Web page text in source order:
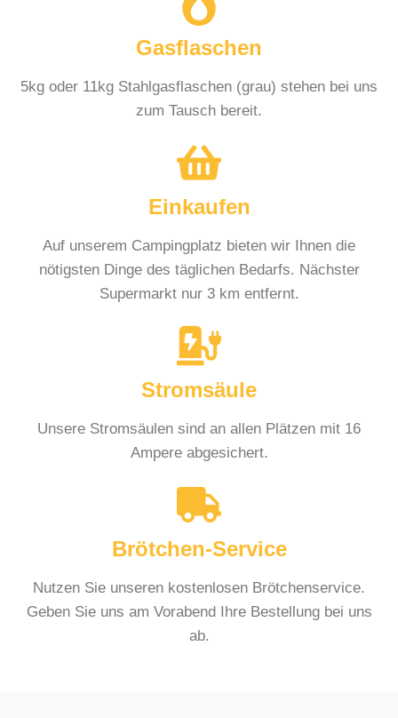
Gasflaschen
5kg oder 11kg Stahlgasflaschen (grau) stehen bei uns
zum Tausch bereit.
Einkaufen
Auf unserem Campingplatz bieten wir Ihnen die
nötigsten Dinge des täglichen Bedarfs. Nächster
Supermarkt nur 3 km entfernt.
Stromsäule
Unsere Stromsäulen sind an allen Plätzen mit 16
Ampere abgesichert.
Brötchen-Service
Nutzen Sie unseren kostenlosen Brötchenservice.
Geben Sie uns am Vorabend Ihre Bestellung bei uns
ab.